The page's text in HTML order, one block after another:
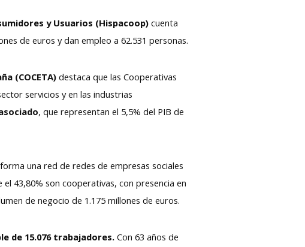
y Usuarios (Hispacoop)cuenta
de euros y dan empleo a 62.531 personas.
(COCETA) destaca que las Cooperativas
servicios y en las industrias
, que representan el 5,5% del PIB de
una red de redes de empresas sociales
43,80% son cooperativas, con presencia en
de negocio de 1.175 millones de euros.
de 15.076 trabajadores. Con 63 años de